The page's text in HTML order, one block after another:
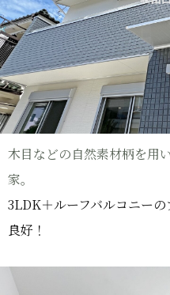
木目などの自然素材柄を用
家。
3LDK＋ルーフバルコニー
良好！